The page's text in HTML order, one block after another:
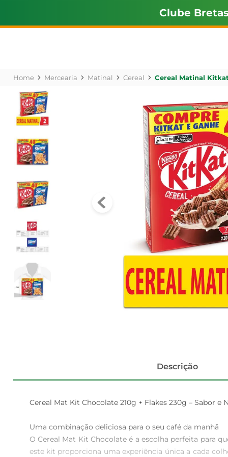
Clube Bretas
Mercearia Matinal Cereal Cereal Matinal
Descrição
Cereal Mat Kit Chocolate 210g + Flakes 230g – Sabor e
Uma combinação deliciosa para o seu café da manhã
O Cereal Mat Kit Chocolate é a escolha perfeita para
este kit proporciona uma experiência única a cada